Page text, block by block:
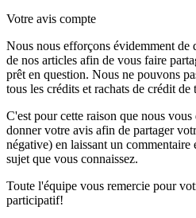
Votre avis compte
Nous nous efforçons évidemment de
de nos articles afin de vous faire
prêt en question. Nous ne pouvons
tous les crédits et rachats de crédit de
C'est pour cette raison que nous
donner votre avis afin de partager
négative) en laissant un
sujet que vous connaissez.
Toute l'équipe vous remercie pour
participatif!